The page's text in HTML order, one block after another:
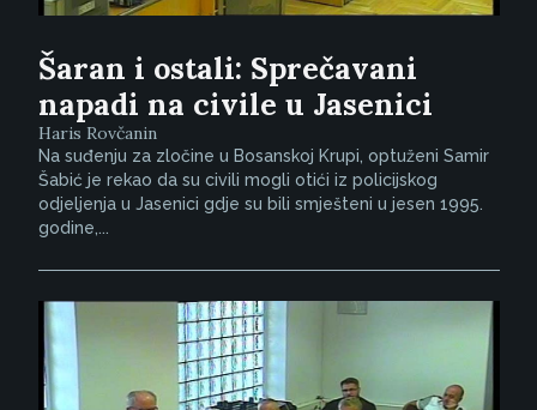
Šaran i ostali: Sprečavani
napadi na civile u Jasenici
Haris Rovčanin
Na suđenju za zločine u Bosanskoj Krupi, optuženi Samir
Šabić je rekao da su civili mogli otići iz policijskog
odjeljenja u Jasenici gdje su bili smješteni u jesen 1995.
godine,...